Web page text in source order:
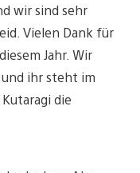
wir sind sehr
Vielen Dank für
Jahr. Wir
ihr steht im
die